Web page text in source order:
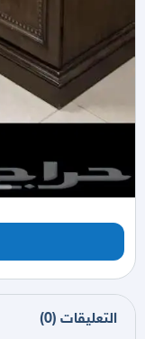
التعليقات (
0
)